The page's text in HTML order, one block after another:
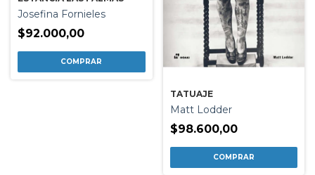
Josefina Fornieles
$92.000,00
TATUAJE
Matt Lodder
$98.600,00